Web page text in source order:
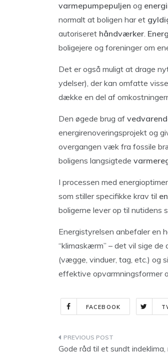
varmepumpepuljen og
normalt at boligen har et
autoriseret håndværker.
boligejere og foreninger om
Det er også muligt at drage
ydelser), der kan omfatte
dække en del af
Den øgede brug af
energirenoveringsprojekt og
overgangen væk fra fossile
boligens langsigtede
I processen med
som stiller specifikke krav til
boligerne lever op til nutidens
Energistyrelsen anbefaler en
“klimaskærm” – det vil sige
(vægge, vinduer, tag, etc.) og
effektive opvarmningsformer
FACEBOOK
Indlægsnavigation
Gode råd til et sundt